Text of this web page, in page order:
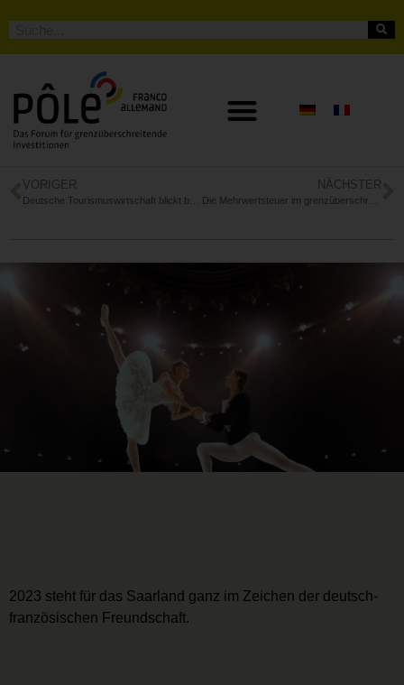
VORIGER NÄCHSTER
2023 steht für das Saarland ganz im Zeichen der deutsch-
französischen Freundschaft.